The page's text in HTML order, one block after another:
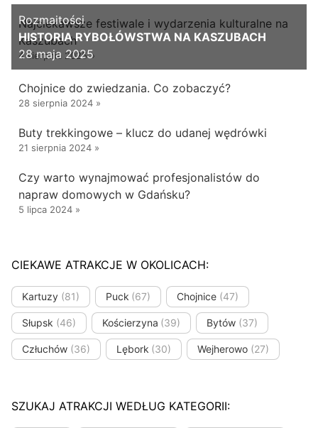
Najciekawsze festiwale i wydarzenia kulturalne na
Kaszubach
4 sierpnia 2025 »
Rozmaitości
HISTORIA RYBOŁÓWSTWA NA KASZUBACH
28 maja 2025
Chojnice do zwiedzania. Co zobaczyć?
28 sierpnia 2024 »
Buty trekkingowe – klucz do udanej wędrówki
21 sierpnia 2024 »
Czy warto wynajmować profesjonalistów do
napraw domowych w Gdańsku?
5 lipca 2024 »
CIEKAWE ATRAKCJE W OKOLICACH:
Kartuzy (81) Puck (67) Chojnice (47)
Słupsk (46) Kościerzyna (39) Bytów (37)
Człuchów (36) Lębork (30) Wejherowo (27)
SZUKAJ ATRAKCJI WEDŁUG KATEGORII: